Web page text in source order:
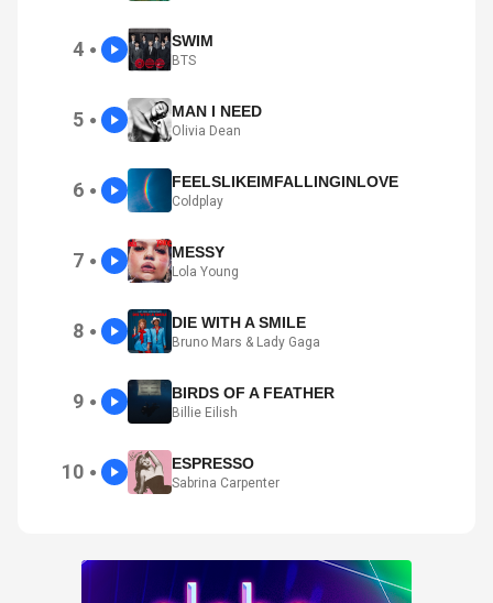
4 ● SWIM
BTS
5 ● MAN I NEED
Olivia Dean
6 ● FEELSLIKEIMFALLINGINLOVE
Coldplay
7 ● MESSY
Lola Young
8 ● DIE WITH A SMILE
Bruno Mars & Lady Gaga
9 ● BIRDS OF A FEATHER
Billie Eilish
10 ● ESPRESSO
Sabrina Carpenter